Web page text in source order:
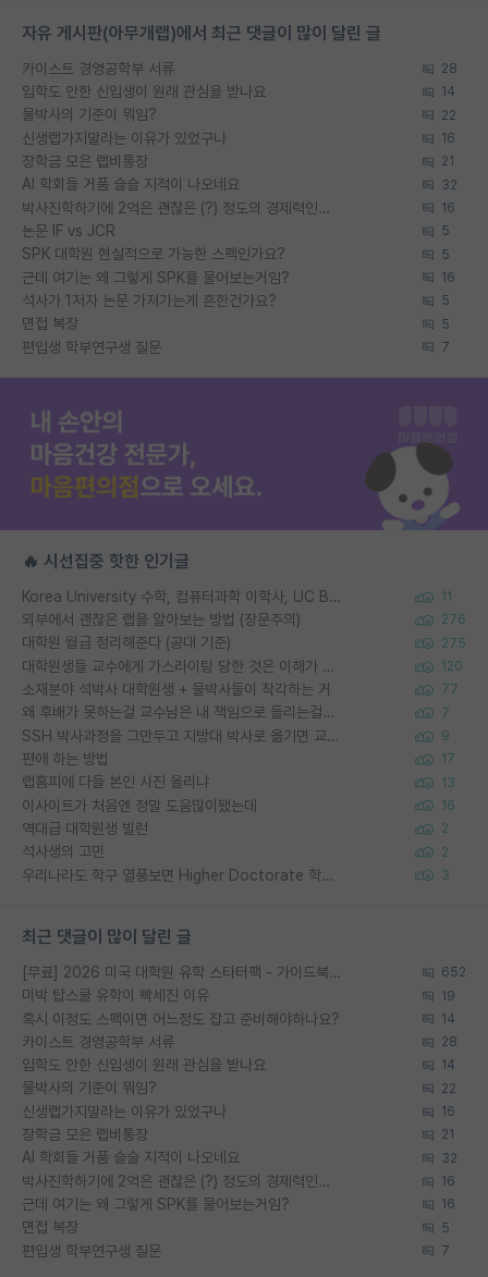
자유 게시판(아무개랩)에서 최근 댓글이 많이 달린 글
카이스트 경영공학부 서류 28
입학도 안한 신입생이 원래 관심을 받나요 14
물박사의 기준이 뭐임? 22
신생랩가지말라는 이유가 있었구나 16
장학금 모은 랩비통장 21
AI 학회들 거품 슬슬 지적이 나오네요 32
박사진학하기에 2억은 괜찮은 (?) 정도의 경제력인가요 16
논문 IF vs JCR 5
SPK 대학원 현실적으로 가능한 스펙인가요? 5
근데 여기는 왜 그렇게 SPK를 물어보는거임? 16
석사가 1저자 논문 가져가는게 흔한건가요? 5
면접 복장 5
편입생 학부연구생 질문 7
🔥 시선집중 핫한 인기글
Korea University 수학, 컴퓨터과학 이학사, UC Berkeley 산업공학 대학원 공학박사가 되는 것은 쉽지 않겠죠? 11
외부에서 괜찮은 랩을 알아보는 방법 (장문주의) 276
대학원 월급 정리해준다 (공대 기준) 275
대학원생들 교수에게 가스라이팅 당한 것은 이해가 갑니다. 안타깝네요. 120
소재분야 석박사 대학원생 + 물박사들이 착각하는 거 77
왜 후배가 못하는걸 교수님은 내 책임으로 돌리는걸까요? 7
SSH 박사과정을 그만두고 지방대 박사로 옮기면 교수의 꿈은 끝일까요? 9
편애 하는 방법 17
랩홈피에 다들 본인 사진 올리냐 13
이사이트가 처음엔 정말 도움많이됐는데 16
역대급 대학원생 빌런 2
석사생의 고민 2
우리나라도 학구 열풍보면 Higher Doctorate 학위가 필요하다고 봅니다. 3
최근 댓글이 많이 달린 글
[무료] 2026 미국 대학원 유학 스타터팩 - 가이드북 & 합격자 컨택메일 템플릿 652
미박 탑스쿨 유학이 빡세진 이유 19
혹시 이정도 스펙이면 어느정도 잡고 준비해야하나요? 14
카이스트 경영공학부 서류 28
입학도 안한 신입생이 원래 관심을 받나요 14
물박사의 기준이 뭐임? 22
신생랩가지말라는 이유가 있었구나 16
장학금 모은 랩비통장 21
AI 학회들 거품 슬슬 지적이 나오네요 32
박사진학하기에 2억은 괜찮은 (?) 정도의 경제력인가요 16
근데 여기는 왜 그렇게 SPK를 물어보는거임? 16
면접 복장 5
편입생 학부연구생 질문 7